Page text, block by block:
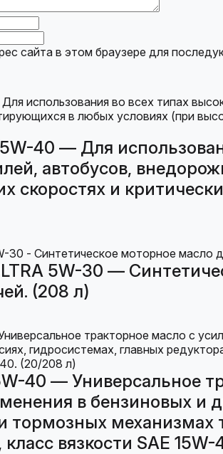
сайта в этом браузере для
5W-40 — Для
автобусов,
скоростях и
5W-30 —
(208 л)
40 —
в бензиновых и
тормозных механизмах
вязкости SAE